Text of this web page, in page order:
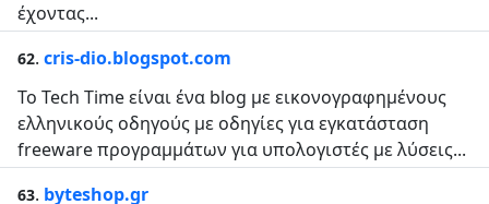
έχοντας...
62. cris-dio.blogspot.com
To Tech Time είναι ένα blog με εικονογραφημένους
ελληνικούς οδηγούς με οδηγίες για εγκατάσταση
freeware προγραμμάτων για υπολογιστές με λύσεις...
63. byteshop.gr